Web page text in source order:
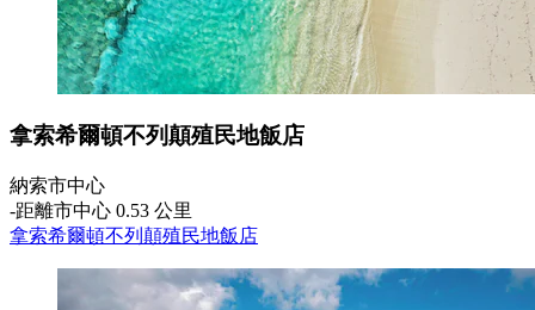
拿索希爾頓不列顛殖民地飯店
納索市中心
‐距離市中心 0.53 公里
拿索希爾頓不列顛殖民地飯店